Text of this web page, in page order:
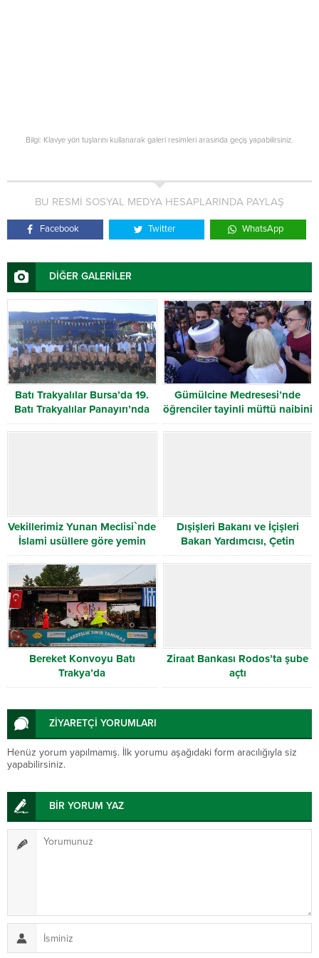
Bilgi: Klavye yön tuşlarını kullanarak galeri resimleri arasında geçiş yapabilirsiniz.
BU RESMİ SOSYAL MEDYA HESAPLARINDA PAYLAŞ
Facebook Twitter WhatsApp
DİĞER GALERİLER
Batı Trakyalılar Bursa’da 19.
Batı Trakyalılar Panayırı’nda
buluştu
Gümülcine Medresesi’nde
öğrenciler tayinli müftü naibini
okula sokmadı!
Vekillerimiz Yunan Meclisi`nde
İslami usüllere göre yemin
ederek görevlerine başladılar
Dışişleri Bakanı ve İçişleri
Bakan Yardımcısı, Çetin
Mandacı`nın soru önergesine
Bereket Konvoyu Batı
Trakya’da
Ziraat Bankası Rodos’ta şube
açtı
ZİYARETÇİ YORUMLARI
Henüz yorum yapılmamış. İlk yorumu aşağıdaki form aracılığıyla siz
yapabilirsiniz.
BİR YORUM YAZ